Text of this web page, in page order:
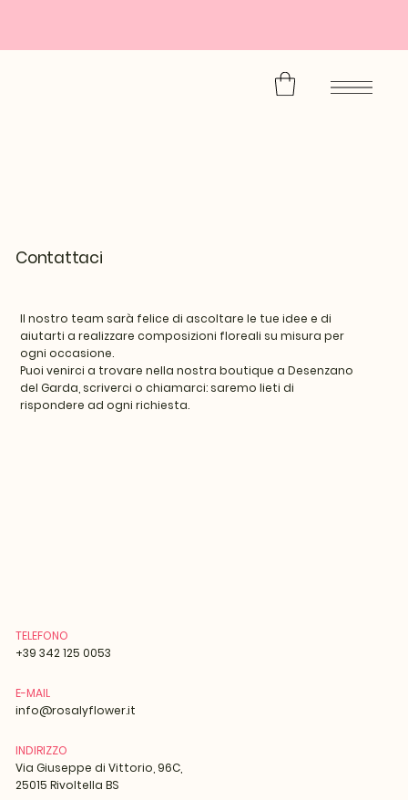
Contattaci
TELEFONO
+39 342 125 0053
E-MAIL
info@rosalyflower.it
INDIRIZZO
Via Giuseppe di Vittorio, 96C,
25015 Rivoltella BS
Il nostro team sarà felice di ascoltare le tue idee e di
aiutarti a realizzare composizioni floreali su misura per
ogni occasione.
Puoi venirci a trovare nella nostra boutique a Desenzano
del Garda, scriverci o chiamarci: saremo lieti di
rispondere ad ogni richiesta.